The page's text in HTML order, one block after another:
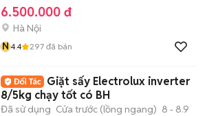
6.500.000 đ
Hà Nội
N4.4 297 đã bán
Giặt sấy Electrolux inverter
8/5kg chạy tốt có BH
Đã sử dụng Cửa trước (lồng ngang) 8 - 8.9